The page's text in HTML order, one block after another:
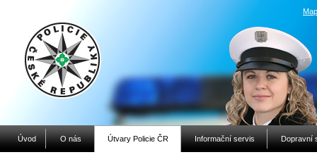
Úvod O nás Útvary Policie ČR Informační servis Dopravní